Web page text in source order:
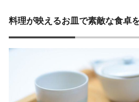
料理が映えるお皿で素敵な食卓